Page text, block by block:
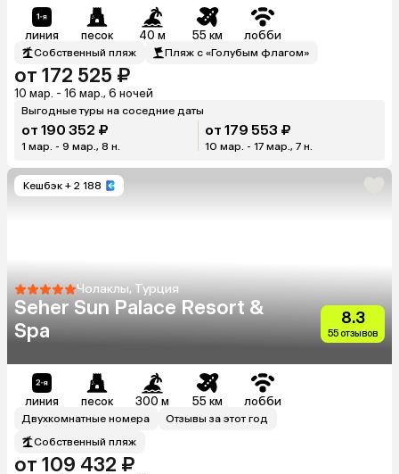
линия песок 40 м 55 км лобби
Собственный пляж Пляж с «Голубым флагом»
от 172 525 ₽
10 мар. - 16 мар., 6 ночей
Выгодные туры на соседние даты
от 190 352 ₽
1 мар. - 9 мар., 8 н.
от 179 553 ₽
10 мар. - 17 мар., 7 н.
Кешбэк + 2 188
Чолаклы, Турция
Seher Sun Palace Resort &
Spa
8.3
55 отзывов
линия песок 300 м 55 км лобби
Двухкомнатные номера
Отзывы за этот год
Собственный пляж
от 109 432 ₽